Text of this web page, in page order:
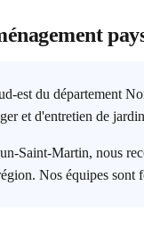
est du département
et d'entretien de
Saint-Martin, nous
Nos équipes sont